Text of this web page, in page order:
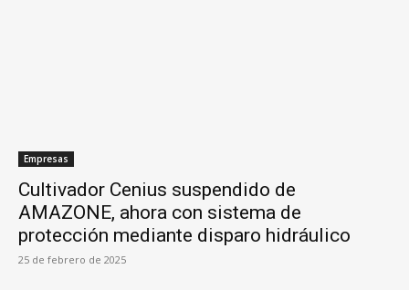
Empresas
Cultivador Cenius suspendido de
AMAZONE, ahora con sistema de
protección mediante disparo hidráulico
25 de febrero de 2025